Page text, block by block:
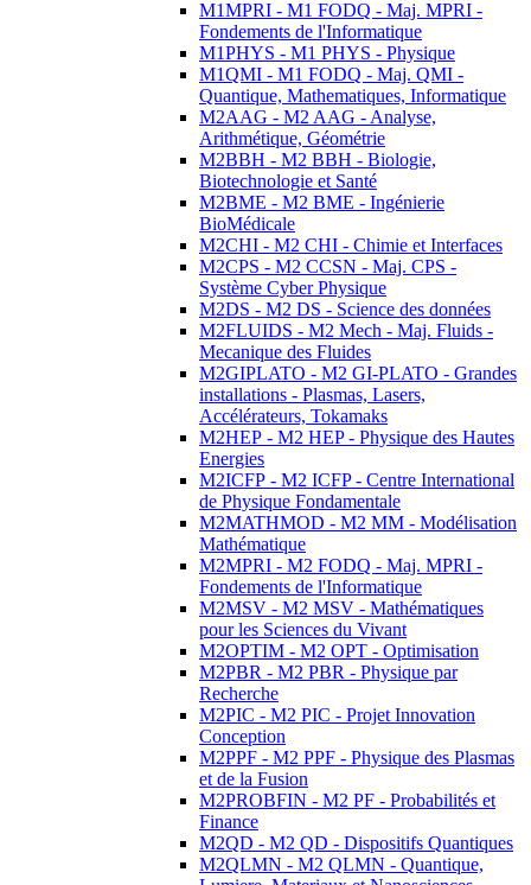
M1MPRI - M1 FODQ - Maj. MPRI -
Fondements de l'Informatique
M1PHYS - M1 PHYS - Physique
M1QMI - M1 FODQ - Maj. QMI -
Quantique, Mathematiques, Informatique
M2AAG - M2 AAG - Analyse,
Arithmétique, Géométrie
M2BBH - M2 BBH - Biologie,
Biotechnologie et Santé
M2BME - M2 BME - Ingénierie
BioMédicale
M2CHI - M2 CHI - Chimie et Interfaces
M2CPS - M2 CCSN - Maj. CPS -
Système Cyber Physique
M2DS - M2 DS - Science des données
M2FLUIDS - M2 Mech - Maj. Fluids -
Mecanique des Fluides
M2GIPLATO - M2 GI-PLATO - Grandes
installations - Plasmas, Lasers,
Accélérateurs, Tokamaks
M2HEP - M2 HEP - Physique des Hautes
Energies
M2ICFP - M2 ICFP - Centre International
de Physique Fondamentale
M2MATHMOD - M2 MM - Modélisation
Mathématique
M2MPRI - M2 FODQ - Maj. MPRI -
Fondements de l'Informatique
M2MSV - M2 MSV - Mathématiques
pour les Sciences du Vivant
M2OPTIM - M2 OPT - Optimisation
M2PBR - M2 PBR - Physique par
Recherche
M2PIC - M2 PIC - Projet Innovation
Conception
M2PPF - M2 PPF - Physique des Plasmas
et de la Fusion
M2PROBFIN - M2 PF - Probabilités et
Finance
M2QD - M2 QD - Dispositifs Quantiques
M2QLMN - M2 QLMN - Quantique,